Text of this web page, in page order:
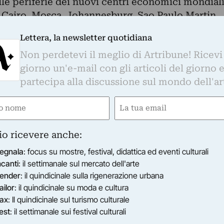
Mosca, Johannesburg, Sao Paulo Martin
pubblico di Ping Pong gli scatti di “Suburbia
l’ascesa della nuova borghesia e la ricerca di
della società, che hanno vissuto alla
momento.
da Lorenza Baroncelli.
Adolfsson, Joseph Grima, Antonio
20
ore 18.00
inglese
svedese, si è occupato per importanti riviste e
il mondo di ritratti, scatti di viaggi e opere
i suoi lavori personali si è concentrato su
Lettera, la newsletter quotidiana
Non perdetevi il meglio di Artribune! Ricevi
giorno un'e-mail con gli articoli del giorno e
partecipa alla discussione sul mondo
Email
ricevere anche:
: focus su mostre, festival, didattica ed eventi culturali
: il settimanale sul mercato dell'arte
: il quindicinale sulla rigenerazione urbana
: il quindicinale su moda e cultura
: Il quindicinale sul turismo culturale
: il settimanale sui festival culturali